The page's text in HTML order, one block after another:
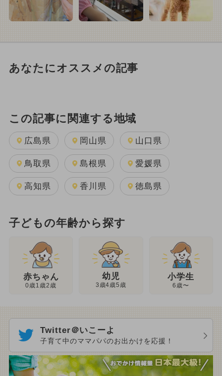
あなたにオススメの記事
この記事に関連する地域
広島県 岡山県 山口県
鳥取県 島根県 愛媛県
高知県 香川県 徳島県
子どもの年齢から探す
赤ちゃん
0歳1歳2歳
幼児
3歳4歳5歳
小学生
6歳〜
Twitter＠いこーよ
子育て中のママパパのお出かけを応援！